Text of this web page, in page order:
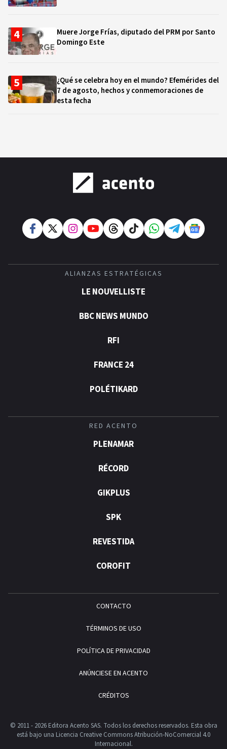
Muere Jorge Frías, diputado del PRM por Santo
Domingo Este
¿Qué se celebra hoy en el mundo? Efemérides del
7 de agosto, hechos y conmemoraciones de
esta fecha
ALIANZAS ESTRATÉGICAS
LE NOUVELLISTE
BBC NEWS MUNDO
RFI
FRANCE 24
POLÉTIKARD
RED ACENTO
PLENAMAR
RÉCORD
GIKPLUS
SPK
REVESTIDA
COROFIT
CONTACTO
TÉRMINOS DE USO
POLÍTICA DE PRIVACIDAD
ANÚNCIESE EN ACENTO
CRÉDITOS
© 2011 - 2026 Editora Acento SAS. Todos los derechos reservados. Esta obra
está bajo una Licencia Creative Commons Atribución-NoComercial 4.0
Internacional.